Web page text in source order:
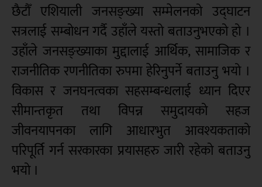
छैटौँ एशियाली जनसङ्ख्या सम्मेलनको उद्घाटन
सत्रलाई सम्बोधन गर्दै उहाँले यस्तो बताउनुभएको हो ।
उहाँले जनसङ्ख्याका मुद्दालाई आर्थिक, सामाजिक र
राजनीतिक रणनीतिका रुपमा हेरिनुपर्ने बताउनु भयो ।
विकास र जनघनत्वका सहसम्बन्धलाई ध्यान दिएर
सीमान्तकृत तथा विपन्न समुदायको सहज
जीवनयापनका लागि आधारभुत आवश्यकताको
परिपूर्ति गर्न सरकारका प्रयासहरु जारी रहेको बताउनु
भयो ।